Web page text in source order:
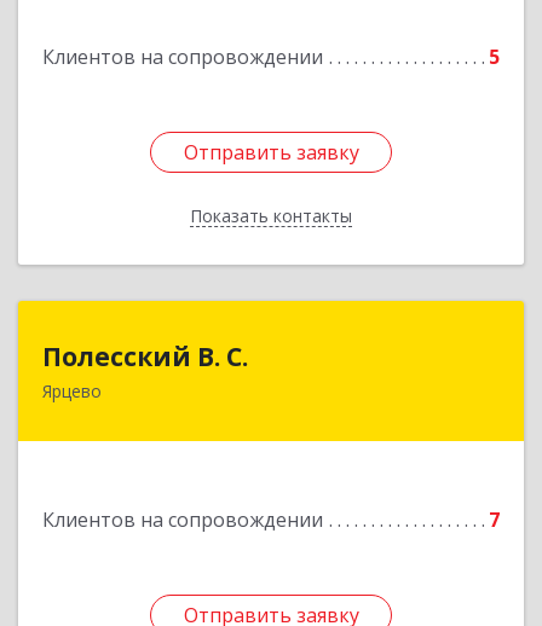
Клиентов на сопровождении 5
Отправить заявку
Показать контакты
Отправить заявку
Назад
Полесский В. С.
Ярцево
Клиентов на сопровождении 7
Отправить заявку
Отправить заявку